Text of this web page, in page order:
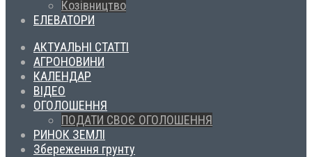
Козівництво
ЕЛЕВАТОРИ
АКТУАЛЬНІ СТАТТІ
АГРОНОВИНИ
КАЛЕНДАР
ВІДЕО
ОГОЛОШЕННЯ
ПОДАТИ СВОЄ ОГОЛОШЕННЯ
РИНОК ЗЕМЛІ
Збереження грунту